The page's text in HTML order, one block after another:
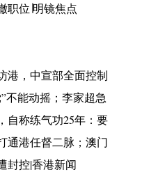
职位∣明镜焦点
港，中宣部全面控制
不能动摇；李家超急
自称练气功25年：要
通港任督二脉；澳门
封控|香港新闻